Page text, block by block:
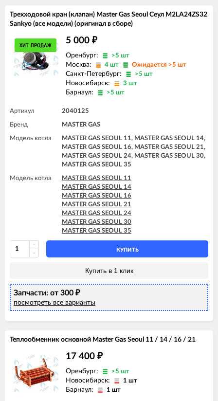
Трехходовой кран (клапан) Master Gas Seoul Сеул M2LA24ZS32
Sankyo (все модели) (оригинал в сборе)
ХИТ ПРОДАЖ 5 000 ₽
Оренбург: >5 шт
Москва: 4 шт Ожидается >5 шт
Санкт-Петербург: >5 шт
Новосибирск: 3 шт
Барнаул: >5 шт
Артикул 2040125
Бренд MASTER GAS
Модель котла
MASTER GAS SEOUL 11, MASTER GAS SEOUL 14,
MASTER GAS SEOUL 16, MASTER GAS SEOUL 21,
MASTER GAS SEOUL 24, MASTER GAS SEOUL 30,
MASTER GAS SEOUL 35
Модель котла
MASTER GAS SEOUL 11
MASTER GAS SEOUL 14
MASTER GAS SEOUL 16
MASTER GAS SEOUL 21
MASTER GAS SEOUL 24
MASTER GAS SEOUL 30
MASTER GAS SEOUL 35
КУПИТЬ
Купить в 1 клик
Запчасти: от 300 ₽
посмотреть все варианты
Теплообменник основной Master Gas Seoul 11 / 14 / 16 / 21
17 400 ₽
Оренбург: >5 шт
Новосибирск: 1 шт
Барнаул: 1 шт